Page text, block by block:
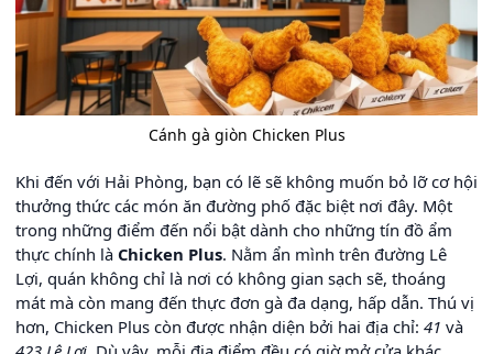
Cánh gà giòn Chicken Plus
Khi đến với Hải Phòng, bạn có lẽ sẽ không muốn bỏ lỡ cơ hội
thưởng thức các món ăn đường phố đặc biệt nơi đây. Một
trong những điểm đến nổi bật dành cho những tín đồ ẩm
thực chính là Chicken Plus. Nằm ẩn mình trên đường Lê
Lợi, quán không chỉ là nơi có không gian sạch sẽ, thoáng
mát mà còn mang đến thực đơn gà đa dạng, hấp dẫn. Thú vị
hơn, Chicken Plus còn được nhận diện bởi hai địa chỉ: 41 và